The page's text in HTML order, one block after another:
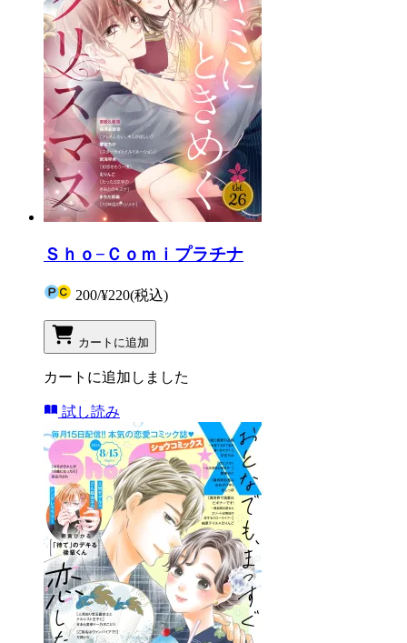
Ｓｈｏ−Ｃｏｍｉプラチナ
200/¥220(税込)
カートに追加
カートに追加しました
試し読み